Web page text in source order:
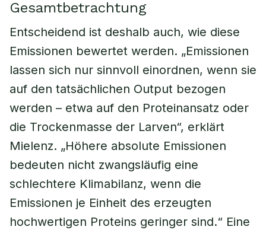
Gesamtbetrachtung
Entscheidend ist deshalb auch, wie diese
Emissionen bewertet werden. „Emissionen
lassen sich nur sinnvoll einordnen, wenn sie
auf den tatsächlichen Output bezogen
werden – etwa auf den Proteinansatz oder
die Trockenmasse der Larven“, erklärt
Mielenz. „Höhere absolute Emissionen
bedeuten nicht zwangsläufig eine
schlechtere Klimabilanz, wenn die
Emissionen je Einheit des erzeugten
hochwertigen Proteins geringer sind.“ Eine